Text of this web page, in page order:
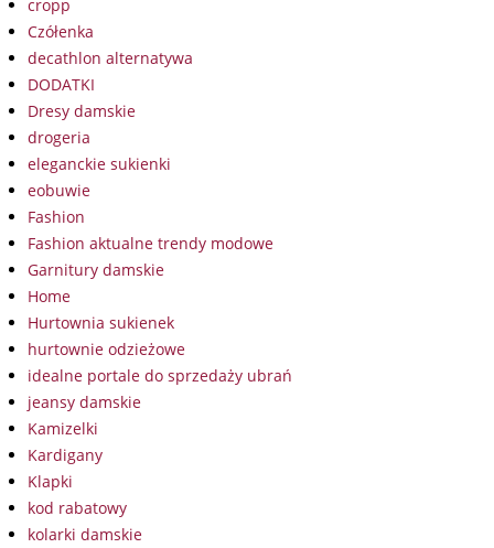
cropp
Czółenka
decathlon alternatywa
DODATKI
Dresy damskie
drogeria
eleganckie sukienki
eobuwie
Fashion
Fashion aktualne trendy modowe
Garnitury damskie
Home
Hurtownia sukienek
hurtownie odzieżowe
idealne portale do sprzedaży ubrań
jeansy damskie
Kamizelki
Kardigany
Klapki
kod rabatowy
kolarki damskie